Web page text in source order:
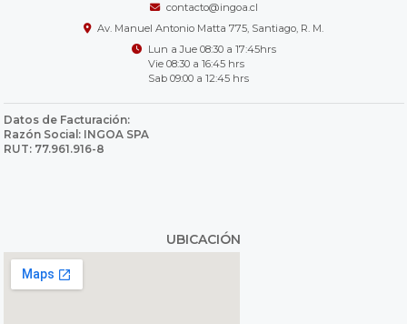
contacto@ingoa.cl
Av. Manuel Antonio Matta 775, Santiago, R. M.
Lun a Jue 08:30 a 17:45hrs
Vie 08:30 a 16:45 hrs
Sab 09:00 a 12:45 hrs
Datos de Facturación:
Razón Social: INGOA SPA
RUT: 77.961.916-8
UBICACIÓN